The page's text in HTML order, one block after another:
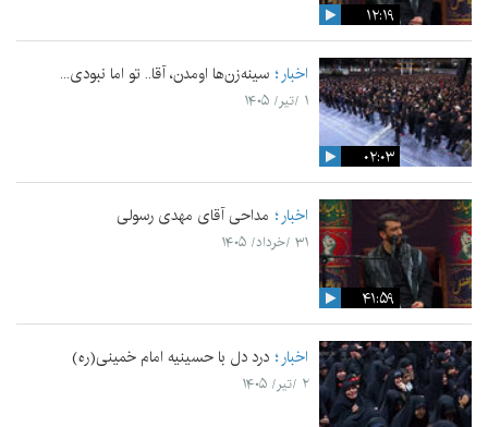
۱۲:۱۹
۰۲:۰۳
اخبار سینه‌زن‌ها اومدن،‌ آقا.. تو اما نبودی...
۱ /تیر/ ۱۴۰۵
۴۱:۵۹
اخبار مداحی آقای مهدی رسولی
۳۱ /خرداد/ ۱۴۰۵
اخبار درد دل با حسینیه امام خمینی(ره)
۲ /تیر/ ۱۴۰۵